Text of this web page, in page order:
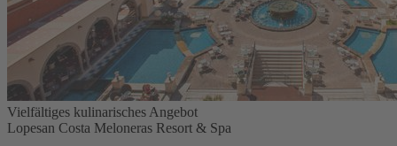
Vielfältiges kulinarisches Angebot
Lopesan Costa Meloneras Resort & Spa